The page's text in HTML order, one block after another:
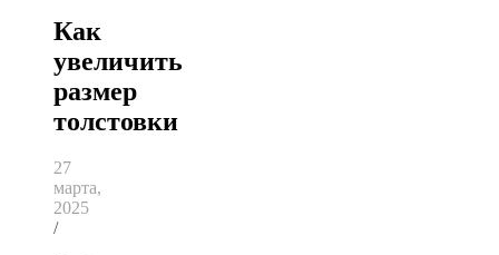
Как
увеличить
размер
толстовки
27
марта,
2025
/